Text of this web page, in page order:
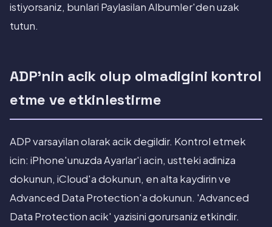
istiyorsaniz, bunlari Paylasilan Albumler'den uzak
tutun.
ADP'nin acik olup olmadigini kontrol
etme ve etkinlestirme
ADP varsayilan olarak acik degildir. Kontrol etmek
icin: iPhone'unuzda Ayarlar'i acin, ustteki adiniza
dokunun, iCloud'a dokunun, en alta kaydirin ve
Advanced Data Protection'a dokunun. 'Advanced
Data Protection acik' yazisini gorursaniz etkindir.